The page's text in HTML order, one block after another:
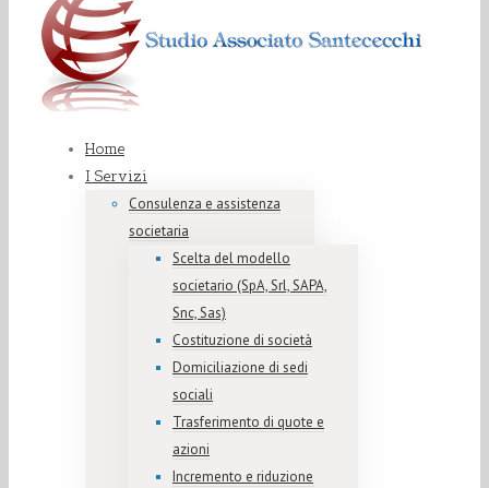
Home
I Servizi
Consulenza e assistenza
societaria
Scelta del modello
societario (SpA, Srl, SAPA,
Snc, Sas)
Costituzione di società
Domiciliazione di sedi
sociali
Trasferimento di quote e
azioni
Incremento e riduzione